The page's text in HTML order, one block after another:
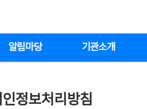
알림마당 기관소개
정보처리방침